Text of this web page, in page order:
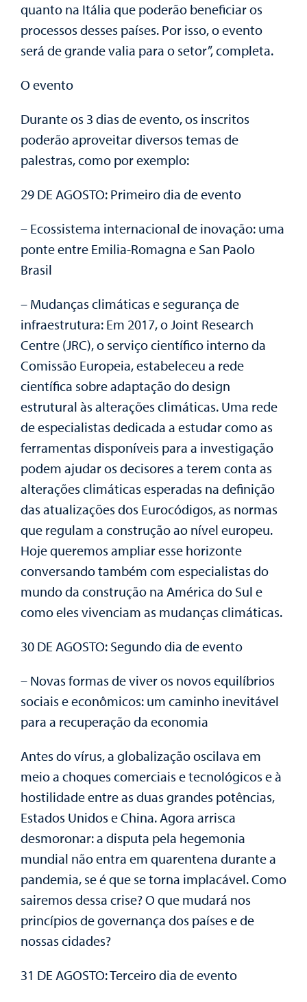
quanto na Itália que poderão beneficiar os
processos desses países. Por isso, o evento
será de grande valia para o setor”, completa.
O evento
Durante os 3 dias de evento, os inscritos
poderão aproveitar diversos temas de
palestras, como por exemplo:
29 DE AGOSTO: Primeiro dia de evento
– Ecossistema internacional de inovação: uma
ponte entre Emilia-Romagna e San Paolo
Brasil
– Mudanças climáticas e segurança de
infraestrutura: Em 2017, o Joint Research
Centre (JRC), o serviço científico interno da
Comissão Europeia, estabeleceu a rede
científica sobre adaptação do design
estrutural às alterações climáticas. Uma rede
de especialistas dedicada a estudar como as
ferramentas disponíveis para a investigação
podem ajudar os decisores a terem conta as
alterações climáticas esperadas na definição
das atualizações dos Eurocódigos, as normas
que regulam a construção ao nível europeu.
Hoje queremos ampliar esse horizonte
conversando também com especialistas do
mundo da construção na América do Sul e
como eles vivenciam as mudanças climáticas.
30 DE AGOSTO: Segundo dia de evento
– Novas formas de viver os novos equilíbrios
sociais e econômicos: um caminho inevitável
para a recuperação da economia
Antes do vírus, a globalização oscilava em
meio a choques comerciais e tecnológicos e à
hostilidade entre as duas grandes potências,
Estados Unidos e China. Agora arrisca
desmoronar: a disputa pela hegemonia
mundial não entra em quarentena durante a
pandemia, se é que se torna implacável. Como
sairemos dessa crise? O que mudará nos
princípios de governança dos países e de
nossas cidades?
31 DE AGOSTO: Terceiro dia de evento